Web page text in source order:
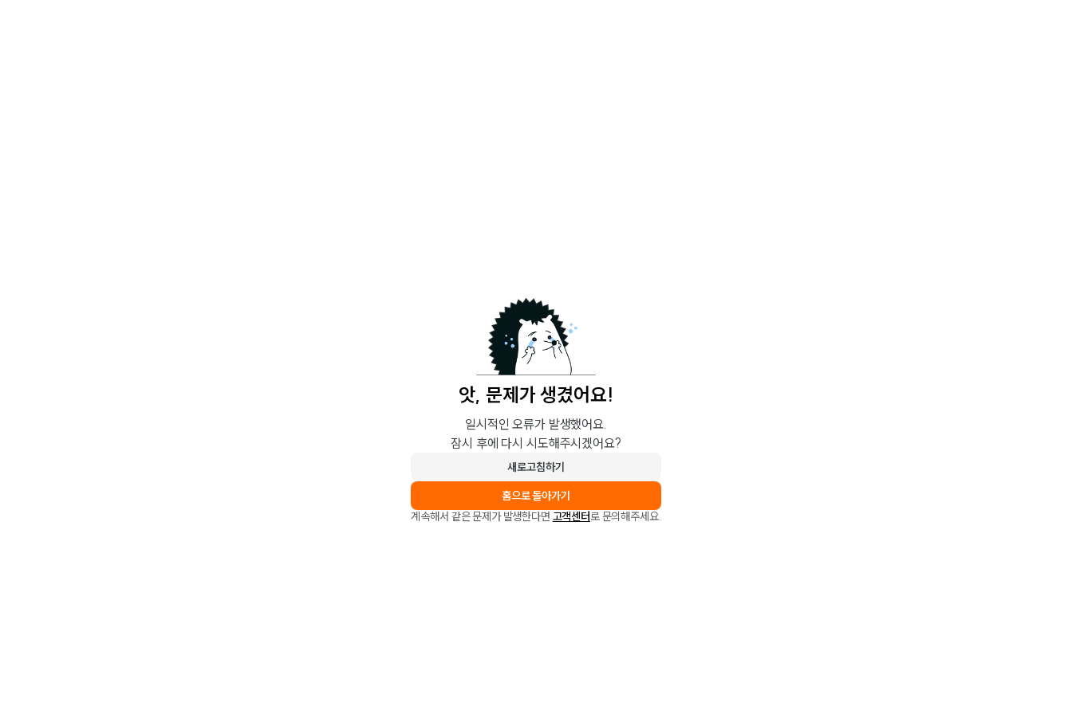
앗, 문제가 생겼어요!
일시적인 오류가 발생했어요.
잠시 후에 다시 시도해주시겠어요?
새로고침하기
홈으로 돌아가기
계속해서 같은 문제가 발생한다면 고객센터로 문의해주세요.